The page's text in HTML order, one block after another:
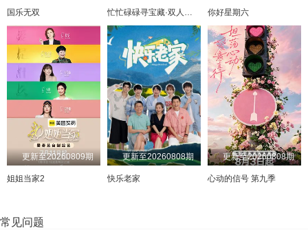
20250225 20250227 20250303 20250304
20250306 20250310 20250311 20250312
20250313 20250317 20250318 20250319
20250320 20250324 20250325 20250326
20250331 20250401 20250402 20250403
20250407 20250409 20250410 20250416
20250421 20250422 20250423 20250501
20250519
国乐无双 忙忙碌碌寻宝藏·双人成行季 你好星期六
更新至20260809期
姐姐当家2
更新至20260808期
快乐老家
更新至20260808期
心动的信号 第九季
常见问题